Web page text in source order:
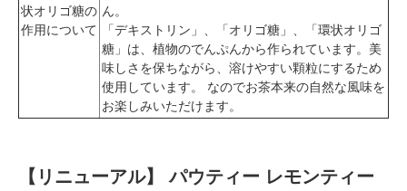
状オリゴ糖の
作用について
ん。
「デキストリン」、「オリゴ糖」、「環状オリゴ
糖」は、植物のでんぷんから作られています。美
味しさを保ちながら、溶けやすい顆粒にするため
使用しています。 なのでお茶本来の自然な風味を
お楽しみいただけます。
【リニューアル】 パウティー レモンティー